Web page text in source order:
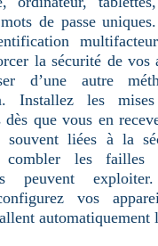
de passe
la sécurité de vos
d’une autre
Installez les
que vous en
souvent liées à la
les failles
peuvent
vos
automatiquement